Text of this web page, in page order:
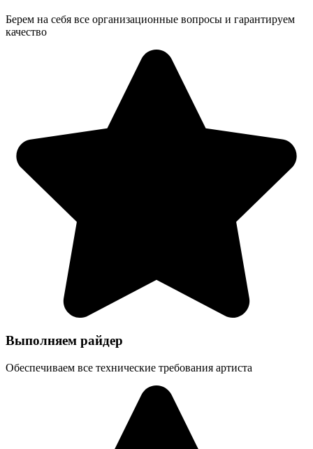
Берем на себя все организационные вопросы и гарантируем
качество
Выполняем райдер
Обеспечиваем все технические требования артиста